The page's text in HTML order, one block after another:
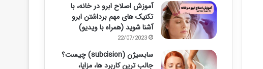
آموزش اصلاح ابرو در خانه، با
تکنیک های مهم برداشتن ابرو
آشنا شوید (همراه با ویدیو)
22/07/2023
سابسیژن (subcision) چیست؟
جالب ترین کاربرد ها، مزایا،